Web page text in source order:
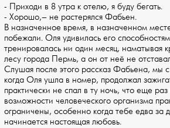
- Приходи в 8 утра к отелю, я буду бегать.
- Хорошо,– не растерялся Фабьен.
В назначенное время, в назначенном
побежали. Оля удивилась его
тренировалась ни один месяц, наматывая
лесу города Пермь, а он от неё не
Слушая после этого рассказ Фабьена, мы
когда Оля ушла в номер, продолжал
практически не спал в ту ночь, что еще
возможности человеческого организма
ограничены, особенно когда тебе едва за
начинается настоящая любовь.